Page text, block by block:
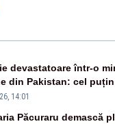
devastatoare într-o
din Pakistan: cel puțin
14:01
Păcuraru demască